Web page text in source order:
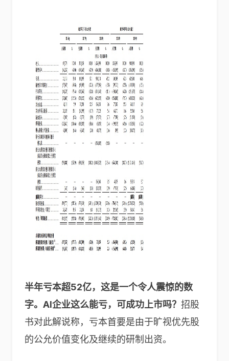
半年亏本超52亿，这是一个令人震惊的数
字。AI企业这么能亏，可成功上市吗？ 招股
书对此解说称，亏本首要是由于旷视优先股
的公允价值变化及继续的研制出资。